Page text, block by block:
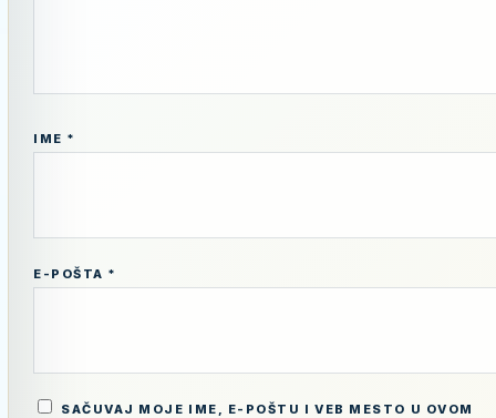
IME *
E-POŠTA *
SAČUVAJ MOJE IME, E-POŠTU I VEB MESTO U OVOM